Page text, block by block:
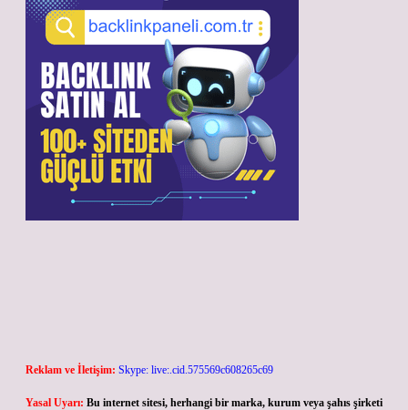
Reklam ve İletişim: Skype: live:.cid.575569c608265c69
Yasal Uyarı: Bu internet sitesi, herhangi bir marka, kurum veya şahıs şirketi